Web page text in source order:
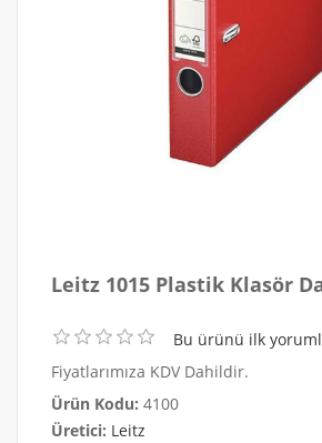
Leitz 1015 Plastik Klasör
Bu ürünü ilk
Fiyatlarımıza KDV Dahildir.
Ürün Kodu: 4100
Üretici: Leitz